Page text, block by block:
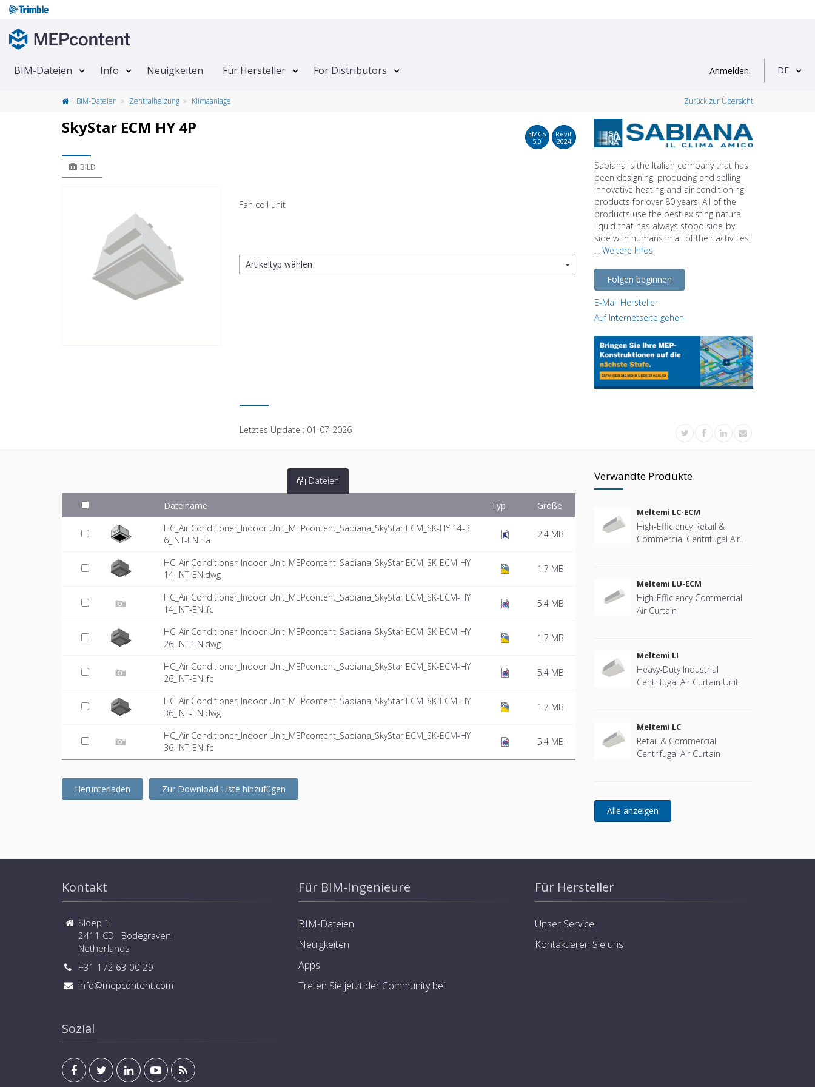
BIM-Dateien Info Neuigkeiten Für Hersteller For Distributors Anmelden DE
BIM-Dateien Zentralheizung Klimaanlage Zurück zur Übersicht
SkyStar ECM HY 4P
EMCS
5.0
Revit
2024
BILD
Fan coil unit
Artikeltyp wählen
Sabiana is the Italian company that has
been designing, producing and selling
innovative heating and air conditioning
products for over 80 years. All of the
products use the best existing natural
liquid that has always stood side-by-
side with humans in all of their activities:
Weitere Infos
Folgen beginnen
E-Mail Hersteller
Auf Internetseite gehen
Letztes Update : 01-07-2026
Dateien
Dateiname Typ
Größe
HC_Air Conditioner_Indoor Unit_MEPcontent_Sabiana_SkyStar ECM_SK-HY 14-3
6_INT-EN.rfa
2.4 MB
HC_Air Conditioner_Indoor Unit_MEPcontent_Sabiana_SkyStar ECM_SK-ECM-HY
14_INT-EN.dwg
1.7 MB
HC_Air Conditioner_Indoor Unit_MEPcontent_Sabiana_SkyStar ECM_SK-ECM-HY
14_INT-EN.ifc
5.4 MB
HC_Air Conditioner_Indoor Unit_MEPcontent_Sabiana_SkyStar ECM_SK-ECM-HY
26_INT-EN.dwg
1.7 MB
HC_Air Conditioner_Indoor Unit_MEPcontent_Sabiana_SkyStar ECM_SK-ECM-HY
26_INT-EN.ifc
5.4 MB
HC_Air Conditioner_Indoor Unit_MEPcontent_Sabiana_SkyStar ECM_SK-ECM-HY
36_INT-EN.dwg
1.7 MB
HC_Air Conditioner_Indoor Unit_MEPcontent_Sabiana_SkyStar ECM_SK-ECM-HY
36_INT-EN.ifc
5.4 MB
Herunterladen Zur Download-Liste hinzufügen
Verwandte Produkte
Meltemi LC-ECM
High-Efficiency Retail &
Commercial Centrifugal Air
Meltemi LU-ECM
High-Efficiency Commercial
Air Curtain
Meltemi LI
Heavy-Duty Industrial
Centrifugal Air Curtain Unit
Meltemi LC
Retail & Commercial
Centrifugal Air Curtain
Kontakt
Sloep 1
2411 CD Bodegraven
Netherlands
+31 172 63 00 29
info@mepcontent.com
Sozial
Für BIM-Ingenieure
BIM-Dateien
Neuigkeiten
Apps
Treten Sie jetzt der Community bei
Für Hersteller
Unser Service
Kontaktieren Sie uns